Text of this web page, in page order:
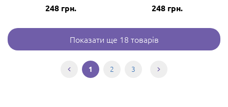
248 грн. 248 грн.
Показати ще 18 товарів
1 2 3